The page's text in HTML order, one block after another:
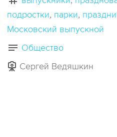
подростки парки
Московский выпускной
Общество
Сергей Ведяшкин